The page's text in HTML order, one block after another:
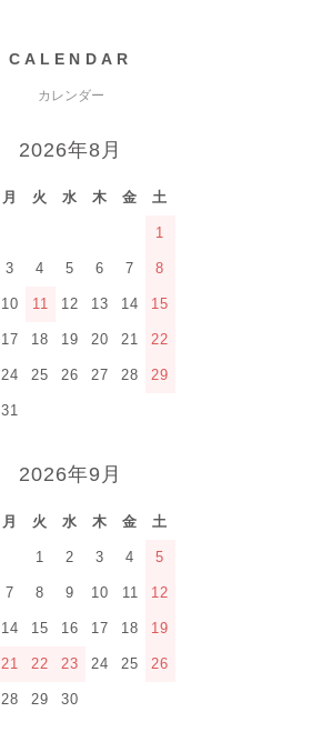
CALENDAR
カレンダー
2026年8月
月 火 水 木 金 土
1
3 4 5 6 7 8
10 11 12 13 14 15
17 18 19 20 21 22
24 25 26 27 28 29
31
2026年9月
月 火 水 木 金 土
1 2 3 4 5
7 8 9 10 11 12
14 15 16 17 18 19
21 22 23 24 25 26
28 29 30